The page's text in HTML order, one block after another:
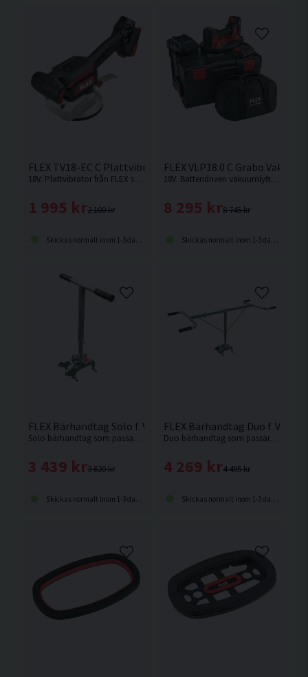
FLEX TV18-EC C Plattvibrator 18V
18V. Plattvibrator från FLEX som hjälper till att ta bort luft i fog och lim under kakel/klinker.
2 100 kr
1 995 kr
Skickas normalt inom 1-3 dagar
FLEX VLP18.0 C Grabo
18V. Batteridriven vakuumlyft från FLEX med en hållkraft på upp till 130 kg för enklare hantering av material och föremål
8 745 kr
8 295 kr
Skickas normalt inom 1-3 dagar
FLEX Bärhandtag Solo f. Vakuumlyft VLP18.0
Solo bärhandtag som passar plattlyft FLEX VLP18.0.
3 620 kr
3 439 kr
Skickas normalt inom 1-3 dagar
FLEX Bärhandtag Duo f.
Duo bärhandtag som passar plattlyft FLEX VLP18.0.
4 495 kr
4 269 kr
Skickas normalt inom 1-3 dagar